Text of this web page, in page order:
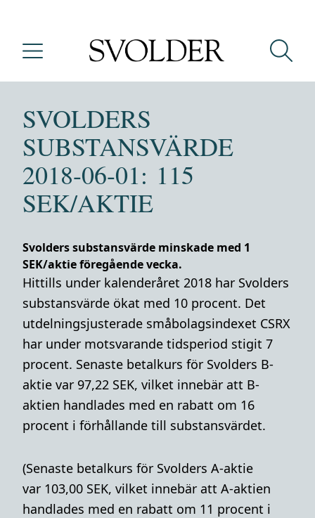
SVOLDERS
SUBSTANSVÄRDE
2018-06-01: 115
SEK/AKTIE
Svolders substansvärde minskade med 1
SEK/aktie föregående vecka.
Hittills under kalenderåret 2018 har Svolders
substansvärde ökat med 10 procent. Det
utdelningsjusterade småbolagsindexet CSRX
har under motsvarande tidsperiod stigit 7
procent. Senaste betalkurs för Svolders B-
aktie var 97,22 SEK, vilket innebär att B-
aktien handlades med en rabatt om 16
procent i förhållande till substansvärdet.
(Senaste betalkurs för Svolders A-aktie
var 103,00 SEK, vilket innebär att A-aktien
handlades med en rabatt om 11 procent i